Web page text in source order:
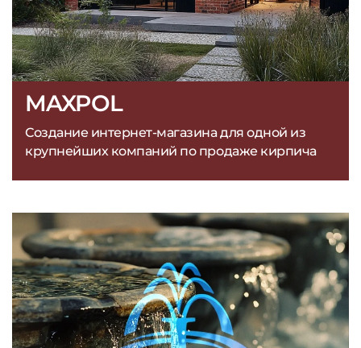
MAXPOL
Создание интернет-магазина для одной из
крупнейших компаний по продаже кирпича